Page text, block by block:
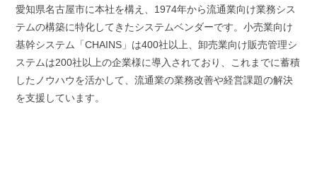
愛知県名古屋市に本社を構え、 1974年から流通業向け業務シス
テムの構築に特化してきたシステムベンダーです。小売業向け
基幹システム「CHAINS 」は400社以上、卸売業向け販売管理シ
ステムは200社以上の企業様に導入されており、これまでに蓄積
したノウハウを活かして、流通業の業務改善や経営課題の解決
を支援しています。